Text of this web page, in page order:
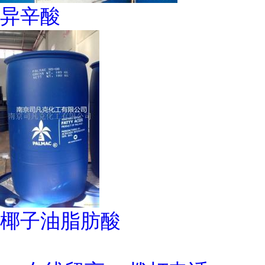
异辛酸
椰子油脂肪酸